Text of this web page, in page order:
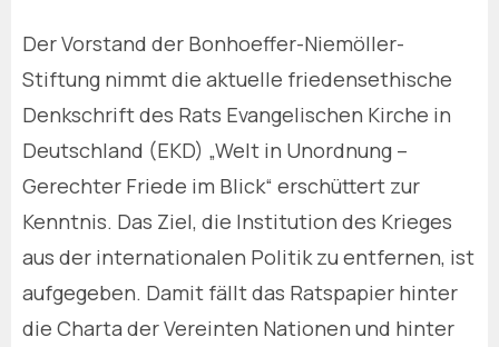
Der Vorstand der Bonhoeffer-Niemöller-
Stiftung nimmt die aktuelle friedensethische
Denkschrift des Rats Evangelischen Kirche in
Deutschland (EKD) „Welt in Unordnung –
Gerechter Friede im Blick“ erschüttert zur
Kenntnis. Das Ziel, die Institution des Krieges
aus der internationalen Politik zu entfernen, ist
aufgegeben. Damit fällt das Ratspapier hinter
die Charta der Vereinten Nationen und hinter